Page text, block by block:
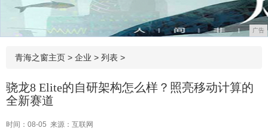
广告
青海之窗主页 > 企业 > 列表 >
骁龙8 Elite的自研架构怎么样？照亮移动计算的
全新赛道
时间：08-05 来源：互联网